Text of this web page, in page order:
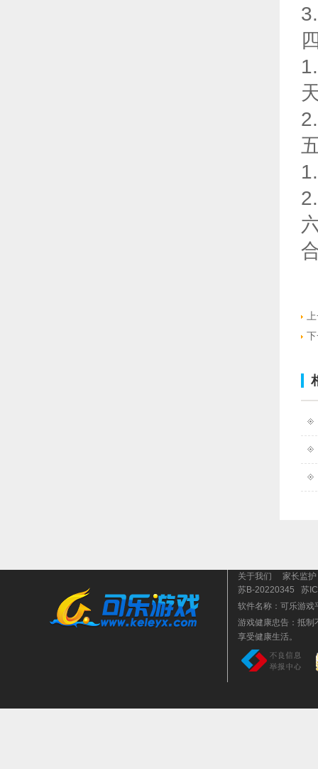
关于我们
家长监护
苏B-20220345
苏
软件名称：可乐游戏
游戏健康忠告：抵制
享受健康生活。